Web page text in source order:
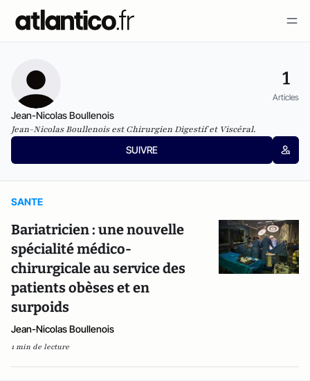
1
Articles
Jean-Nicolas Boullenois
Jean-Nicolas Boullenois est Chirurgien Digestif et Viscéral.
SUIVRE
SANTE
Bariatricien : une nouvelle
spécialité médico-
chirurgicale au service des
patients obèses et en
surpoids
Jean-Nicolas Boullenois
1 min de lecture